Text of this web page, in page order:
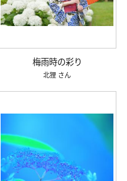
梅雨時の彩り
北狸